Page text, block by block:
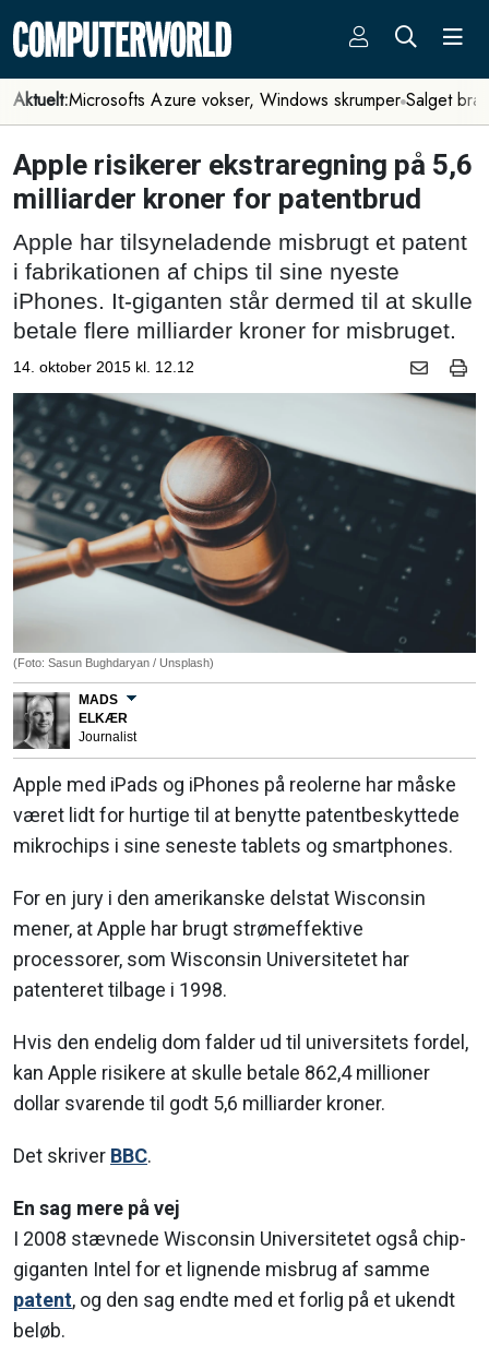
Aktuelt:Microsofts Azure vokser, Windows skrumper Salget
Apple risikerer ekstraregning på 5,6
milliarder kroner for patentbrud
Apple har tilsyneladende misbrugt et patent
i fabrikationen af chips til sine nyeste
iPhones. It-giganten står dermed til at skulle
betale flere milliarder kroner for misbruget.
14. oktober 2015 kl. 12.12
(Foto: Sasun Bughdaryan / Unsplash)
MADS
ELKÆR
Journalist
Apple med iPads og iPhones på reolerne har måske
været lidt for hurtige til at benytte patentbeskyttede
mikrochips i sine seneste tablets og smartphones.
For en jury i den amerikanske delstat Wisconsin
mener, at Apple har brugt strømeffektive
processorer, som Wisconsin Universitetet har
patenteret tilbage i 1998.
Hvis den endelig dom falder ud til universitets fordel,
kan Apple risikere at skulle betale 862,4 millioner
dollar svarende til godt 5,6 milliarder kroner.
Det skriver BBC.
En sag mere på vej
I 2008 stævnede Wisconsin Universitetet også chip-
giganten Intel for et lignende misbrug af samme
patent, og den sag endte med et forlig på et ukendt
beløb.